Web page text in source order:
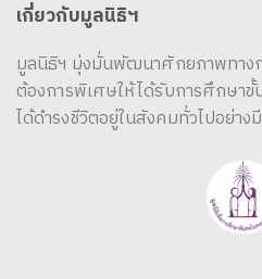
เกี่ยวกับมูลนิธิฯ
มูลนิธิฯ มุ่งมั่นพัฒนาศักยภาพทาง
ต้องการพิเศษให้ได้รับการศึกษา
ได้ดำรงชีวิตอยู่ในสังคมทั่วไปอย่า